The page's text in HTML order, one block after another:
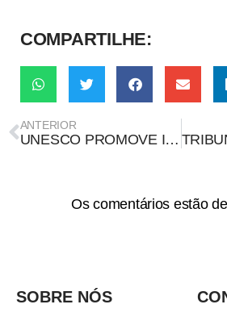
COMPARTILHE:
ANTERIOR
UNESCO PROMOVE INICIATIVA CONTRA A DESINFORMAÇÃO NA AMÉRICA LATINA E CARIBE
Os comentários estão
SOBRE NÓS